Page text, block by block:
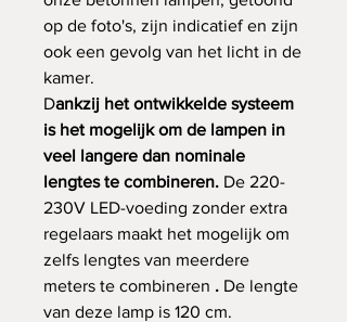
op de foto's, zijn indicatief en zijn
ook een gevolg van het licht in de
kamer.
Dankzij het ontwikkelde systeem
is het mogelijk om de lampen in
veel langere dan nominale
lengtes te combineren. De 220-
230V LED-voeding zonder extra
regelaars maakt het mogelijk om
zelfs lengtes van meerdere
meters te combineren . De lengte
van deze lamp is 120 cm.